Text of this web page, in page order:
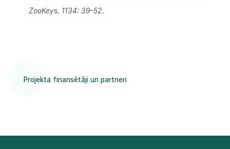
ZooKeys, 1134: 39–52.
Projekta finansētāji un partneri